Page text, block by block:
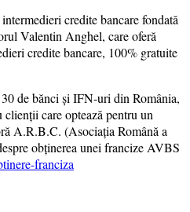
credite bancare fondată
Valentin Anghel, care oferă
credite bancare, 100% gratuite
de bănci și IFN-uri din România,
care optează pentru un
A.R.B.C. (Asociația Română a
obținerea unei francize AVBS
franciza